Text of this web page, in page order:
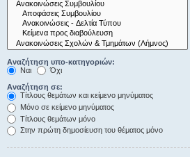
Αναζήτηση υπο-κατηγοριών:
Ναι
Όχι
Αναζήτηση σε:
Τίτλους θεμάτων και κείμενο μηνύματος
Μόνο σε κείμενο μηνύματος
Τίτλους θεμάτων μόνο
Στην πρώτη δημοσίευση του θέματος μόνο